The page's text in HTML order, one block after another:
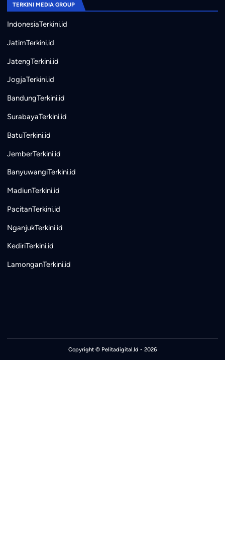
TERKINI MEDIA GROUP
IndonesiaTerkini.id
JatimTerkini.id
JatengTerkini.id
JogjaTerkini.id
BandungTerkini.id
SurabayaTerkini.id
BatuTerkini.id
JemberTerkini.id
BanyuwangiTerkini.id
MadiunTerkini.id
PacitanTerkini.id
NganjukTerkini.id
KediriTerkini.id
LamonganTerkini.id
Copyright © Pelitadigital.Id - 2026